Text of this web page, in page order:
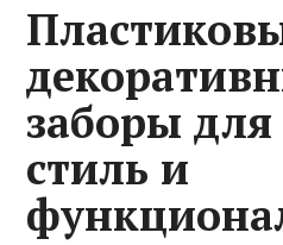
заборы
стиль и